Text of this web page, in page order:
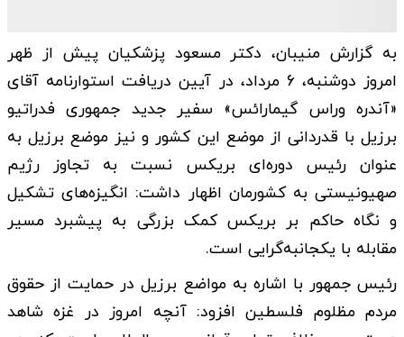
به گزارش منیبان، دکتر مسعود پزشکیان پیش از ظهر
امروز دوشنبه، 6 مرداد، در آیین دریافت استوارنامه آقای
«آندره وراس گیمارائس» سفیر جدید جمهوری فدراتیو
برزیل با قدردانی از موضع این کشور و نیز موضع برزیل به
عنوان رئیس دوره‌ای بریکس نسبت به تجاوز رژیم
صهیونیستی به کشورمان اظهار داشت: انگیزه‌های تشکیل
و نگاه حاکم بر بریکس کمک بزرگی به پیشبرد مسیر
مقابله با یکجانبه‌گرایی است.
رئیس جمهور با اشاره به مواضع برزیل در حمایت از حقوق
مردم مظلوم فلسطین افزود: آنچه امروز در غزه شاهد